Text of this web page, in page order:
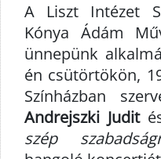
A Liszt Intézet
Kónya Ádám
ünnepünk
én csütörtökön,
Színházban
Andrejszki Judit
szép